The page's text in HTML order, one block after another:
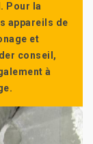
Pour la
appareils de
et
conseil,
à